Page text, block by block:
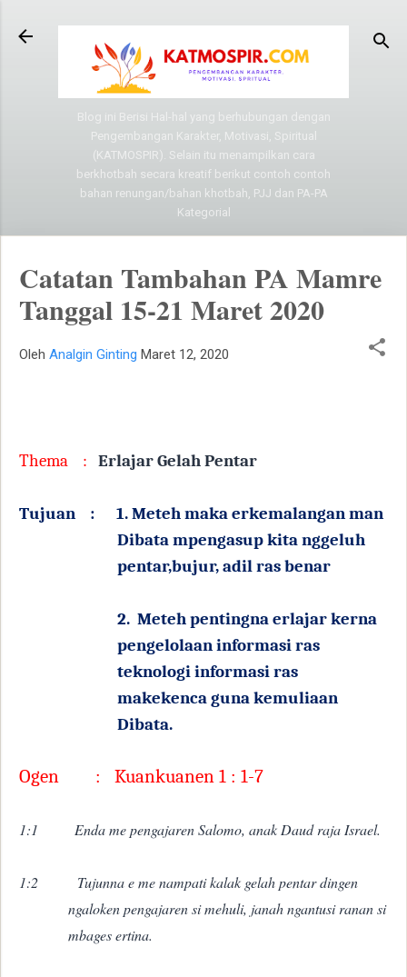
Langsung ke konten utama
Blog ini Berisi Hal-hal yang berhubungan dengan
Pengembangan Karakter, Motivasi, Spiritual
(KATMOSPIR). Selain itu menampilkan cara
berkhotbah secara kreatif berikut contoh contoh
bahan renungan/bahan khotbah, PJJ dan PA-PA
Kategorial
Catatan Tambahan PA Mamre
Tanggal 15-21 Maret 2020
Oleh Analgin Ginting Maret 12, 2020
Thema : Erlajar Gelah Pentar
Tujuan :
1. Meteh maka erkemalangan man
Dibata mpengasup kita nggeluh
pentar,bujur, adil ras benar
2. Meteh pentingna erlajar kerna
pengelolaan informasi ras
teknologi informasi ras
makekenca guna kemuliaan
Dibata.
Ogen : Kuankuanen 1 : 1-7
1:1 Enda me pengajaren Salomo, anak Daud raja Israel.
1:2
Tujunna e me nampati kalak gelah pentar dingen
ngaloken pengajaren si mehuli, janah ngantusi ranan si
mbages ertina.